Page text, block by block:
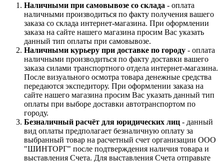
Наличными при самовывозе со склада - оплата
наличными производиться по факту получения вашего
заказа со склада интернет-магазина. При оформлении
заказа на сайте нашего магазина просим Вас указать
данный тип оплаты при самовывозе.
Наличными курьеру при доставке по городу - оплата
наличными производиться по факту доставки вашего
заказа силами транспортного отдела интернет-магазина.
После визуального осмотра товара денежные средства
передаются экспедитору. При оформлении заказа на
сайте нашего магазина просим Вас указать данный тип
оплаты при выборе доставки автотранспортом по
городу.
Безналичный расчёт для юридических лиц - данный
вид оплаты предполагает безналичную оплату за
выбранный товар на расчетный счет организации ООО
"ШИНТОРГ" после подтверждения наличия товара и
выставления Счета. Для выставления Счета отправьте